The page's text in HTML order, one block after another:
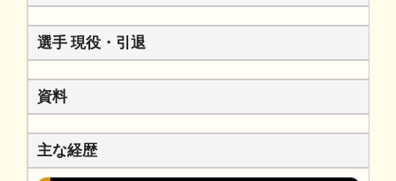
選手 現役・引退
資料
主な経歴